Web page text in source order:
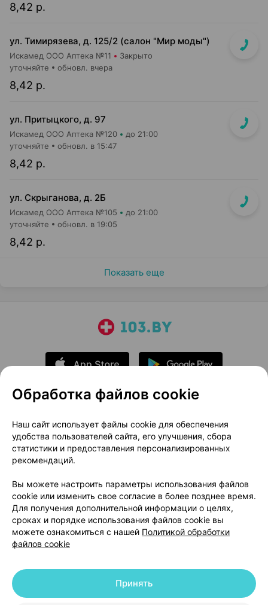
8,42 р.
ул. Тимирязева, д. 125/2 (салон "Мир моды")
Искамед ООО Аптека №11 Закрыто
8,42 р.
уточняйте обновл. вчера
ул. Притыцкого, д. 97
Искамед ООО Аптека №120 до 21:00
8,42 р.
уточняйте обновл. в 15:47
ул. Скрыганова, д. 2Б
Искамед ООО Аптека №105 до 21:00
8,42 р.
уточняйте обновл. в 19:05
Показать еще
О проекте
Новости проекта
Размещение рекламы
Медицинский маркетинг
Публичный договор
Доставка
Способы оплаты
Вакансии
Партнеры
Написать руководителю 103.by
Написать в поддержку
Персональные настройки Cookie
© 2026 ООО «Артокс Лаб», УНП 191700409 | 220012, Республика Беларусь,
Обработка файлов cookie
Наш сайт использует файлы cookie для обеспечения
удобства пользователей сайта, его улучшения, сбора
статистики и предоставления персонализированных
рекомендаций.
Вы можете настроить параметры использования файлов
cookie или изменить свое согласие в более позднее время.
Для получения дополнительной информации о целях,
сроках и порядке использования файлов cookie вы
можете ознакомиться с нашей Политикой обработки
файлов cookie
Принять